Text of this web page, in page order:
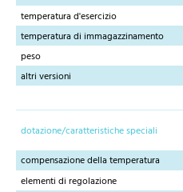
temperatura d'esercizio
temperatura di immagazzinamento
peso
altri versioni
dotazione/caratteristiche speciali
compensazione della temperatura
elementi di regolazione